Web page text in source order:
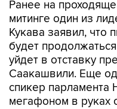
Кукава заявил, что
будет продолжаться
уйдет в отставку
Саакашвили. Еще
спикер парламента
мегафоном в руках
спецназовцев,
оградой внутри